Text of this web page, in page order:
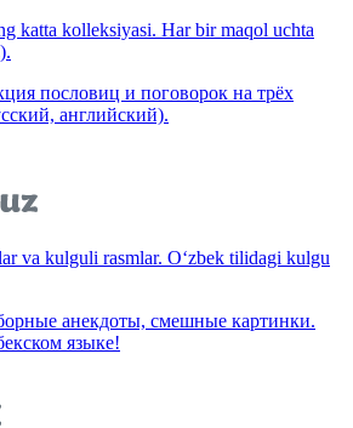
katta kolleksiyasi. Har bir maqol uchta
пословиц и поговорок на трёх
английский).
va kulguli rasmlar. O‘zbek tilidagi kulgu
анекдоты, смешные картинки.
языке!